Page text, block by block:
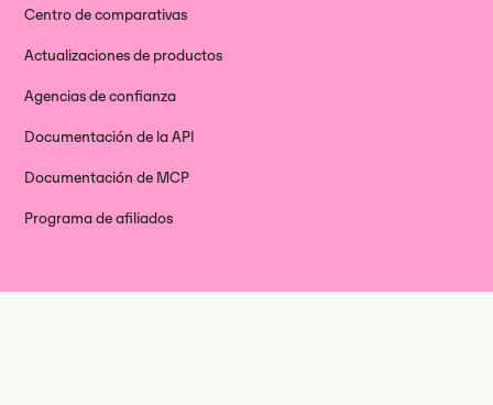
Centro de comparativas
Actualizaciones de productos
Agencias de confianza
Documentación de la API
Documentación de MCP
Programa de afiliados